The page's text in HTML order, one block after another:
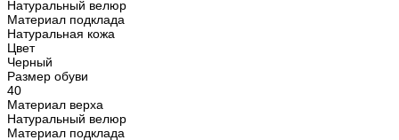
Натуральный велюр
Материал подклада
Натуральная кожа
Цвет
Черный
Размер обуви
40
Материал верха
Натуральный велюр
Материал подклада